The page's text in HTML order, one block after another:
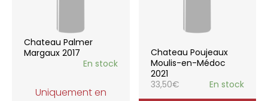
Chateau Palmer
Margaux 2017
En stock
Uniquement en
Chateau Poujeaux
Moulis-en-Médoc
2021
33,50€ En stock